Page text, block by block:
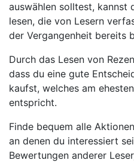
auswählen solltest, kannst
lesen, die von Lesern
der Vergangenheit bereits
Durch das Lesen von
dass du eine gute
kaufst, welches am
entspricht.
Finde bequem alle
an denen du interessiert
Bewertungen anderer